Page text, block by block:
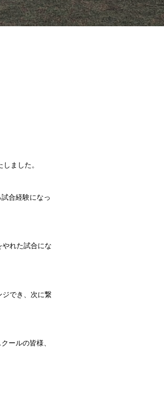
ました。
合経験になっ
れた試合にな
ジでき、次に繋
ールの皆様、